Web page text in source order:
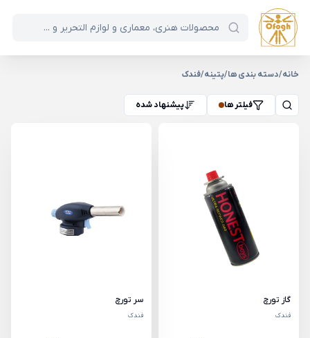
خانه/دسته بندی ها/پتینه/فندک
فیلتر ها پیشنهاد شده
گاز تورچ
فندک
سر تورچ
فندک